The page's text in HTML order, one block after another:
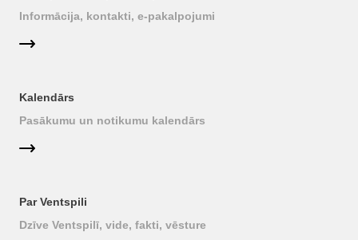
Informācija, kontakti, e-pakalpojumi
Kalendārs
Pasākumu un notikumu kalendārs
Par Ventspili
Dzīve Ventspilī, vide, fakti, vēsture